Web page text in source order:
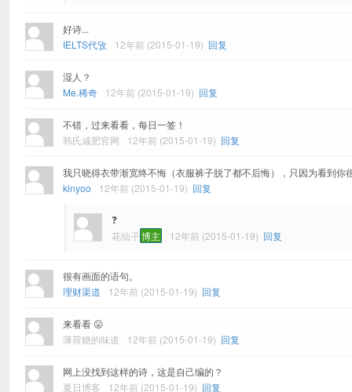
好诗...
IELTS代攷
12年前 (2015-01-19) 回复
湿人？
Me.稀奇
12年前 (2015-01-19) 回复
不错，过来看看，每日一签！
韩氏减肥官网
12年前 (2015-01-19) 回复
我只晓得衣带渐宽终不悔（衣服裤子脱了都不后悔），只因为看到你
kinyoo
12年前 (2015-01-19) 回复
❓
花仙子博主 12年前 (2015-01-19) 回复
很有画面的语句。
理财渠道
12年前 (2015-01-19) 回复
来看看 😛
薄荷糖的味道
12年前 (2015-01-19) 回复
网上没找到这样的诗，这是自己编的？
夏日博客
12年前 (2015-01-19) 回复